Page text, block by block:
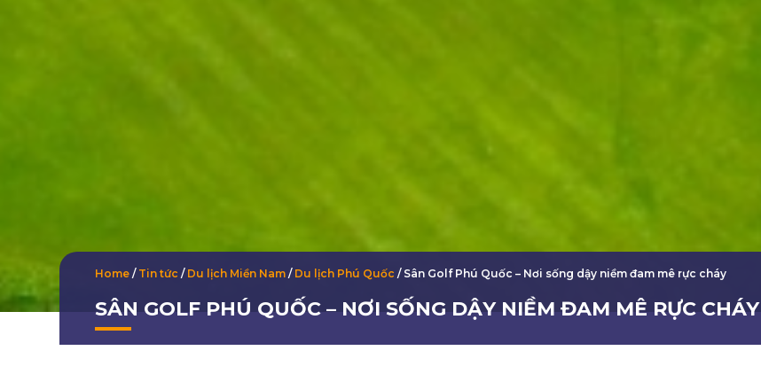
Home / Tin tức / Du lịch Miền Nam / Du lịch Phú Quốc / Sân Golf Phú Quốc – Nơi sống dậy niềm đam mê rực cháy
SÂN GOLF PHÚ QUỐC – NƠI SỐNG DẬY NIỀM ĐAM MÊ RỰC CHÁY